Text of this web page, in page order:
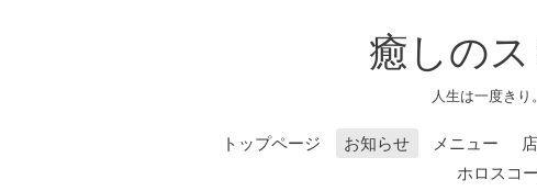
癒しの
人生は一度き
トップページ お知らせ メニュー
ホロスコ